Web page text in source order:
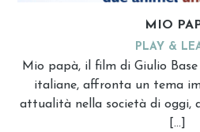
MIO
PLAY &
Mio papà, il film di Giulio Base
italiane, affronta un tema
attualità nella società di oggi,
[…]